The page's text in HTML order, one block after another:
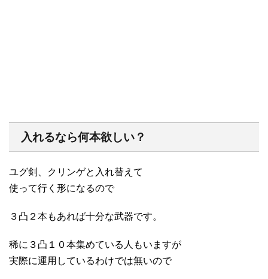
入れるなら何本欲しい？
ユグ剣、クリンゲと入れ替えて
使って行く形になるので
３凸２本もあれば十分な武器です。
稀に３凸１０本集めている人もいますが
実際に運用しているわけでは無いので